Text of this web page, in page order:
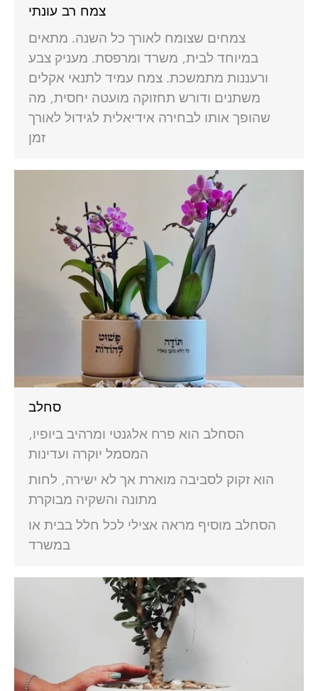
צמח רב עונתי
צמחים שצומח לאורך כל השנה. מתאים
במיוחד לבית, משרד ומרפסת. מעניק צבע
ורעננות מתמשכת. צמח עמיד לתנאי אקלים
משתנים ודורש תחזוקה מועטה יחסית, מה
שהופך אותו לבחירה אידיאלית לגידול לאורך
זמן
סחלב
הסחלב הוא פרח אלגנטי ומרהיב ביופיו,
המסמל יוקרה ועדינות
הוא זקוק לסביבה מוארת אך לא ישירה, לחות
מתונה והשקיה מבוקרת
הסחלב מוסיף מראה אצילי לכל חלל בבית או
במשרד